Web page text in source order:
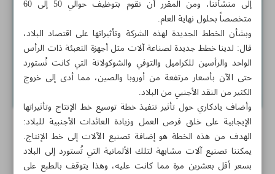
إلى منشأتنا، ومن المقرر أن نقوم بتوظيف حوالي 50 إلى 60
متخصصاً بحلول نهاية العام.
وبشأن الخطط الجديدة لهذه الشركة وتأثيراتها على اقتصاد البلاد،
قال: لدينا خطط جديدة لصناعة آلات مثل أجهزة التعبئة ذات الرأس
الواحد والرأسين للكراميل والتوفي والشوكولاتة التي كانت تُستورد
حتى الآن بأسعار مرتفعة من أوروبا والصين، مما أدى إلى خروج
الكثير من النقد الأجنبي من البلاد.
وأضاف يادكاري حول تأثير تنفيذ خطة توسيع خط الإنتاج وتأثيراتها
الإيجابية على خلق فرص العمل وزيادة العائدات الأجنبية للبلاد:
الهدف من هذه الخطة هو إضافة تصنيع الآلات إلى خط الإنتاج.
يمكننا تصنيع آلات مشابهة لتلك الألمانية التي تُستورد إلى البلاد
بسعر أقل بعشرين مرة مما كانت عليه، وهذا يتوقف بالطبع على